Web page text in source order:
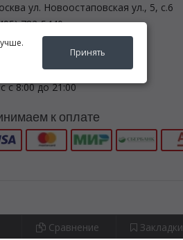
ул. Новоостаповская ул., 5, с.6
782-5440
avto24@yandex.ru
работы
с 8:00 до 21:00
к оплате
Принять
Сравнение Закладки